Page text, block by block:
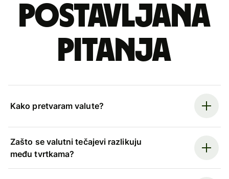
postavljana
pitanja
Kako pretvaram valute?
Zašto se valutni tečajevi razlikuju
među tvrtkama?